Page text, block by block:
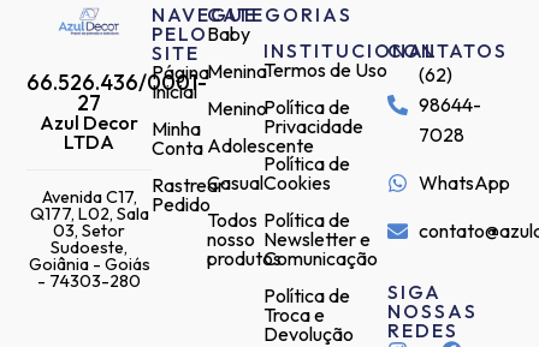
66.526.436/0001-
27
Azul Decor
LTDA
Avenida C17,
Q177, L02, Sala
03, Setor
Sudoeste,
Goiânia - Goiás
- 74303-280
NAVEGUE
PELO
SITE
Página
Inicial
Minha
Conta
Rastrear
Pedido
CATEGORIAS
Baby
Menina
Menino
Adolescente
Casual
Todos
nosso
produtos
INSTITUCIONAL
Termos de Uso
Política de
Privacidade
Política de
Cookies
Política de
Newsletter e
Comunicação
Política de
Troca e
Devolução
CONTATOS
(62)
98644-
7028
WhatsApp
SIGA
NOSSAS
REDES